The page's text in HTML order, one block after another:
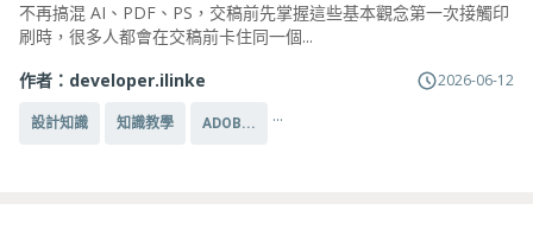
不再搞混 AI、PDF、PS，交稿前先掌握這些基本觀念第一次接觸印
刷時，很多人都會在交稿前卡住同一個...
作者： developer.ilinke 2026-06-12
設計知識 知識教學 ADOB... ...